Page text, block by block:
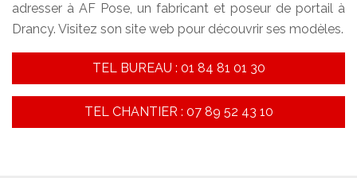
adresser à AF Pose, un fabricant et poseur de portail à
Drancy. Visitez son site web pour découvrir ses modèles.
TEL BUREAU : 01 84 81 01 30
TEL CHANTIER : 07 89 52 43 10